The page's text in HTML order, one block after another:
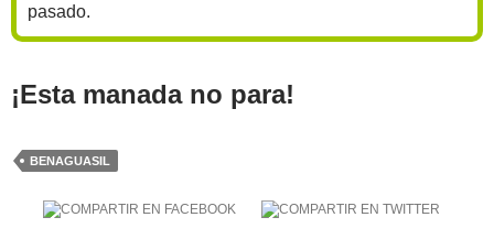
pasado.
¡Esta manada no para!
BENAGUASIL